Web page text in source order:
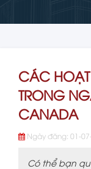
CÁC
TRONG
CANADA
Ngày đăng: 01-
Có thể bạn